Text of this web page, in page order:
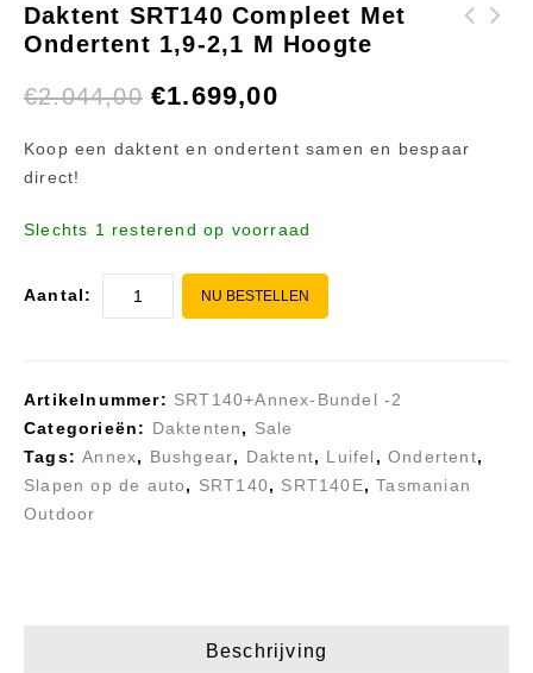
Daktent SRT140 Compleet Met
Ondertent 1,9-2,1 M Hoogte
€2.044,00 €1.699,00
Koop een daktent en ondertent samen en bespaar
direct!
Slechts 1 resterend op voorraad
Aantal: NU BESTELLEN
Artikelnummer: SRT140+Annex-Bundel -2
Categorieën: Daktenten, Sale
Tags:Annex, Bushgear, Daktent, Luifel ,Ondertent,
Slapen op de auto, SRT140, SRT140E,Tasmanian
Outdoor
Beschrijving